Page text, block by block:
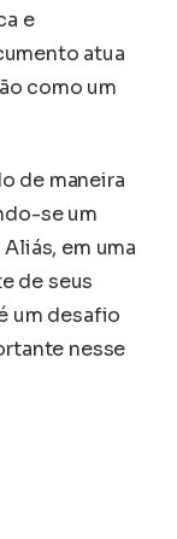
e
atua
como um
de maneira
se um
em uma
de seus
um desafio
nesse